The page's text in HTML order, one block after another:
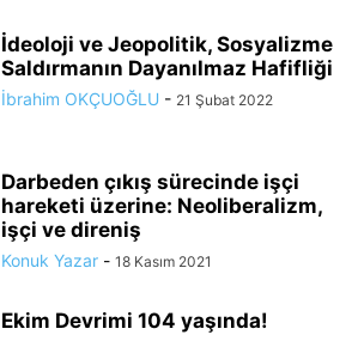
İdeoloji ve Jeopolitik, Sosyalizme
Saldırmanın Dayanılmaz Hafifliği
İbrahim OKÇUOĞLU - 21 Şubat 2022
Darbeden çıkış sürecinde işçi
hareketi üzerine: Neoliberalizm,
işçi ve direniş
Konuk Yazar - 18 Kasım 2021
Ekim Devrimi 104 yaşında!